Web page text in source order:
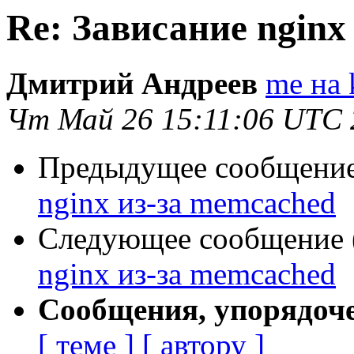
Re: Зависание nginx
Дмитрий Андреев me на
Чт Май 26 15:11:06 UTC
Предыдущее
nginx из-за memcached
Следующее сообщение
nginx из-за memcached
Сообщения,
[ теме ] [ автору ]